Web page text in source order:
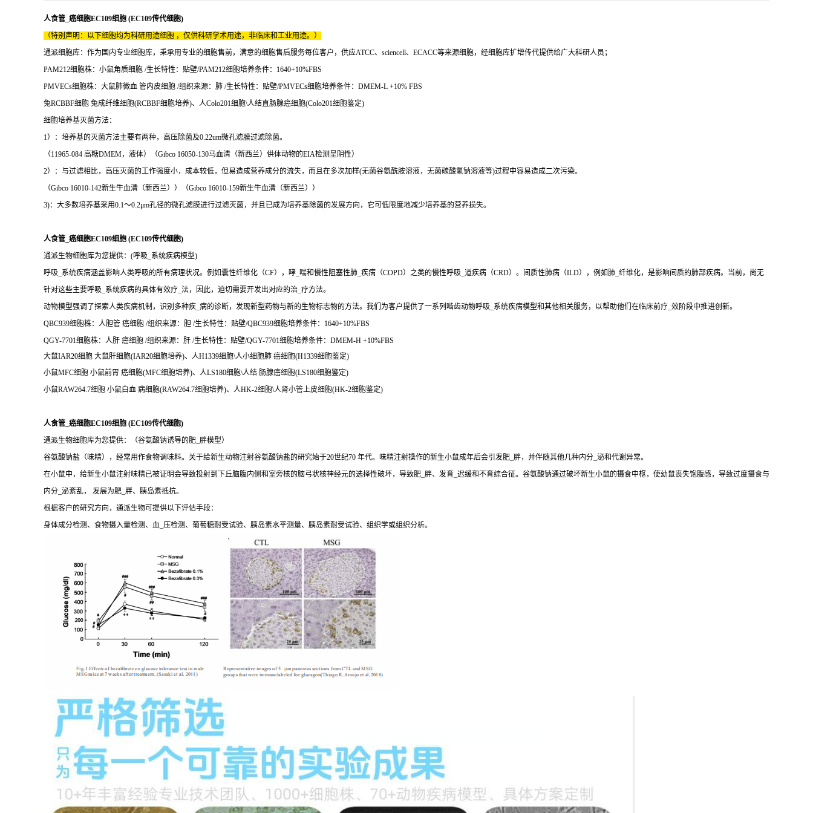
人食管_癌细胞EC109细胞 (EC109传代细胞)
（特别声明：以下细胞均为科研用途细胞 ，仅供科研学术用途，非临床和工业用途。）
通派细胞库：作为国内专业细胞库，秉承用专业的细胞售前，满意的细胞售后服务每位客户，供应ATCC、sciencell、ECACC等来源细胞，经细胞库扩增传代提供给广大科研人员；
PAM212细胞株：小鼠角质细胞 /生长特性：贴壁/PAM212细胞培养条件：1640+10%FBS
PMVECs细胞株：大鼠肺微血 管内皮细胞 /组织来源：肺 /生长特性：贴壁/PMVECs细胞培养条件：DMEM-L +10% FBS
兔RCBBF细胞 兔成纤维细胞(RCBBF细胞培养)、人Colo201细胞\人结直肠腺癌细胞(Colo201细胞鉴定)
细胞培养基灭菌方法：
1）：培养基的灭菌方法主要有两种，高压除菌及0.22um微孔滤膜过滤除菌。
（11965-084 高糖DMEM，液体）（Gibco 16050-130马血清（新西兰）供体动物的EIA检测呈阴性）
2）：与过滤相比，高压灭菌的工作强度小，成本较低，但易造成营养成分的流失，而且在多次加样(无菌谷氨酰胺溶液，无菌碳酸氢钠溶液等)过程中容易造成二次污染。
（Gibco 16010-142新生牛血清（新西兰））（Gibco 16010-159新生牛血清（新西兰））
3)：大多数培养基采用0.1～0.2μm孔径的微孔滤膜进行过滤灭菌，并且已成为培养基除菌的发展方向，它可低限度地减少培养基的营养损失。
人食管_癌细胞EC109细胞 (EC109传代细胞)
通派生物细胞库为您提供：(呼吸_系统疾病模型)
呼吸_系统疾病涵盖影响人类呼吸的所有病理状况。例如囊性纤维化（CF），哮_喘和慢性阻塞性肺_疾病（COPD）之类的慢性呼吸_道疾病（CRD）。间质性肺病（ILD），例如肺_纤维化，是影响间质的肺部疾病。当前，尚无
针对这些主要呼吸_系统疾病的具体有效疗_法，因此，迫切需要开发出对应的治_疗方法。
动物模型强调了探索人类疾病机制，识别多种疾_病的诊断，发现新型药物与新的生物标志物的方法。我们为客户提供了一系列啮齿动物呼吸_系统疾病模型和其他相关服务，以帮助他们在临床前疗_效阶段中推进创新。
QBC939细胞株：人胆管 癌细胞 /组织来源：胆 /生长特性：贴壁/QBC939细胞培养条件：1640+10%FBS
QGY-7701细胞株：人肝 癌细胞 /组织来源：肝 /生长特性：贴壁/QGY-7701细胞培养条件：DMEM-H +10%FBS
大鼠IAR20细胞 大鼠肝细胞(IAR20细胞培养)、人H1339细胞\人小细胞肺 癌细胞(H1339细胞鉴定)
小鼠MFC细胞 小鼠前胃 癌细胞(MFC细胞培养)、人LS180细胞\人结 肠腺癌细胞(LS180细胞鉴定)
小鼠RAW264.7细胞 小鼠白血 病细胞(RAW264.7细胞培养)、人HK-2细胞\人肾小管上皮细胞(HK-2细胞鉴定)
人食管_癌细胞EC109细胞 (EC109传代细胞)
通派生物细胞库为您提供：（谷氨酸钠诱导的肥_胖模型）
谷氨酸钠盐（味精），经常用作食物调味料。关于给新生动物注射谷氨酸钠盐的研究始于20世纪70 年代。味精注射操作的新生小鼠成年后会引发肥_胖，并伴随其他几种内分_泌和代谢异常。
在小鼠中，给新生小鼠注射味精已被证明会导致投射到下丘脑腹内侧和室旁核的脑弓状核神经元的选择性破坏，导致肥_胖、发育_迟缓和不育综合征。谷氨酸钠通过破坏新生小鼠的摄食中枢，使幼鼠丧失饱腹感，导致过度摄食与
内分_泌紊乱， 发展为肥_胖、胰岛素抵抗。
根据客户的研究方向，通派生物可提供以下评估手段：
身体成分检测、食物摄入量检测、血_压检测、葡萄糖耐受试验、胰岛素水平测量、胰岛素耐受试验、组织学或组织分析。